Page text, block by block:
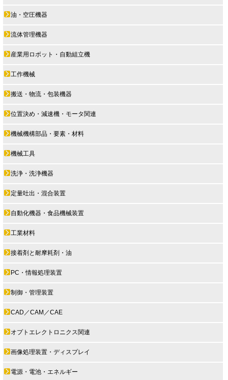
油・空圧機器
流体管理機器
産業用ロボット・自動組立機
工作機械
搬送・物流・包装機器
位置決め・減速機・モータ関連
機械機構部品・要素・材料
機械工具
洗浄・洗浄機器
定量吐出・混合装置
自動化機器・食品機械装置
工業材料
接着剤と耐摩耗剤・油
PC・情報処理装置
制御・管理装置
CAD／CAM／CAE
オプトエレクトロニクス関連
画像処理装置・ディスプレイ
電源・電池・エネルギー